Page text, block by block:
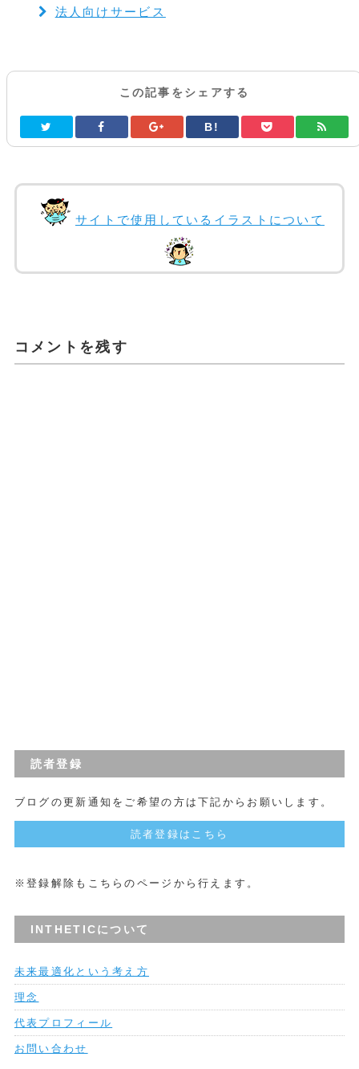
法人向けサービス
この記事をシェアする
B!
サイトで使用しているイラストについて
コメントを残す
読者登録
ブログの更新通知をご希望の方は下記からお願いします。
読者登録はこちら
※登録解除もこちらのページから行えます。
INTHETICについて
未来最適化という考え方
理念
代表プロフィール
お問い合わせ